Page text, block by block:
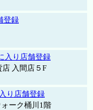
登録
入り店舗登録
入間店５F
り店舗登録
ーク桶川1階